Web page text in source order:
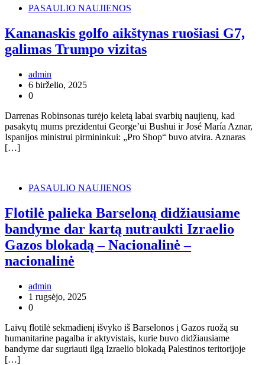
PASAULIO NAUJIENOS
Kananaskis golfo aikštynas ruošiasi G7,
galimas Trumpo vizitas
admin
6 birželio, 2025
0
Darrenas Robinsonas turėjo keletą labai svarbių naujienų, kad
pasakytų mums prezidentui George’ui Bushui ir José María Aznar,
Ispanijos ministrui pirmininkui: „Pro Shop“ buvo atvira. Aznaras
[…]
PASAULIO NAUJIENOS
Flotilė palieka Barseloną didžiausiame
bandyme dar kartą nutraukti Izraelio
Gazos blokadą – Nacionalinė –
nacionalinė
admin
1 rugsėjo, 2025
0
Laivų flotilė sekmadienį išvyko iš Barselonos į Gazos ruožą su
humanitarine pagalba ir aktyvistais, kurie buvo didžiausiame
bandyme dar sugriauti ilgą Izraelio blokadą Palestinos teritorijoje
[…]